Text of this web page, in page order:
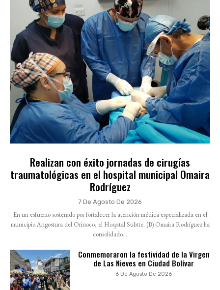
Realizan con éxito jornadas de cirugías
traumatológicas en el hospital municipal Omaira
Rodríguez
7 De Agosto De 2026
En un esfuerzo sostenido por fortalecer la atención médica especializada en el
municipio Angostura del Orinoco, el Hospital Subtte. (B) Omaira Rodríguez ha
consolidado...
Conmemoraron la festividad de la Virgen
de Las Nieves en Ciudad Bolívar
6 De Agosto De 2026